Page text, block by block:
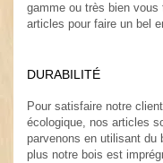
gamme ou très bien
articles pour faire un bel
DURABILITÉ
Pour satisfaire notre
écologique, nos articles
parvenons en utilisant du
plus notre bois est